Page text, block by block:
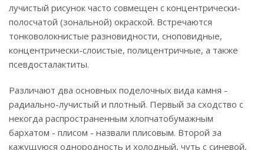
лучистый рисунок часто совмещен с концентрически-
полосчатой (зональной) окраской. Встречаются
тонковолокнистые разновидности, сноповидные,
концентрически-слоистые, полицентричные, а также
псевдосталактиты.
Различают два основных поделочных вида камня -
радиально-лучистый и плотный. Первый за сходство с
некогда распространенным хлопчатобумажным
бархатом - плисом - назвали плисовым. Второй за
кажущуюся однородность и холодный, чуть с синевой,